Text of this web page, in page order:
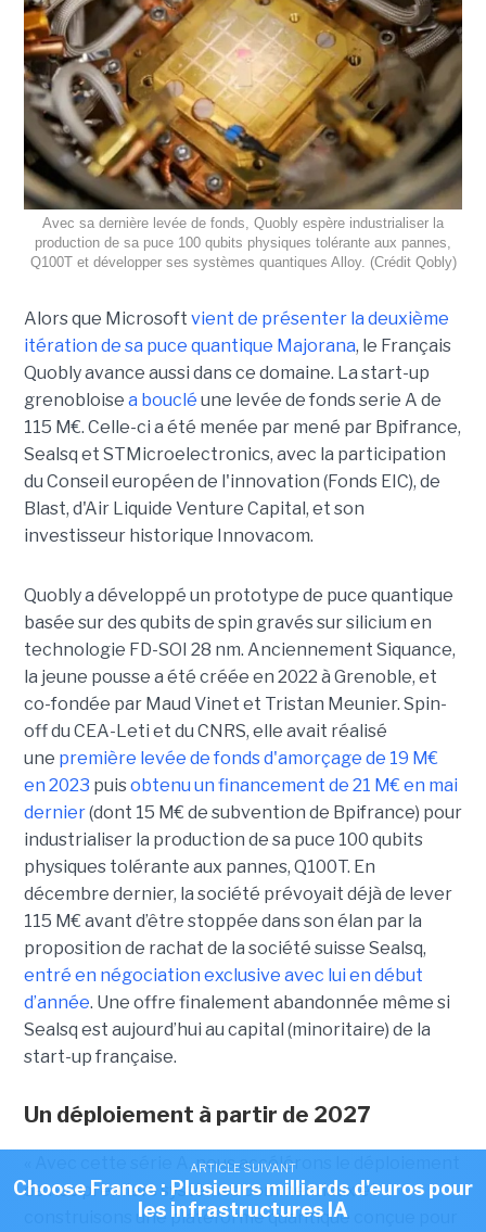
Avec sa dernière levée de fonds, Quobly espère industrialiser la
production de sa puce 100 qubits physiques tolérante aux pannes,
Q100T et développer ses systèmes quantiques Alloy. (Crédit Qobly)
Alors que Microsoft vient de présenter la deuxième
itération de sa puce quantique Majorana, le Français
Quobly avance aussi dans ce domaine. La start-up
grenobloise a bouclé une levée de fonds serie A de
115 M€. Celle-ci a été menée par mené par Bpifrance,
Sealsq et STMicroelectronics, avec la participation
du Conseil européen de l'innovation (Fonds EIC), de
Blast, d'Air Liquide Venture Capital, et son
investisseur historique Innovacom.
Quobly a développé un prototype de puce quantique
basée sur des qubits de spin gravés sur silicium en
technologie FD-SOI 28 nm. Anciennement Siquance,
la jeune pousse a été créée en 2022 à Grenoble, et
co-fondée par Maud Vinet et Tristan Meunier. Spin-
off du CEA-Leti et du CNRS, elle avait réalisé
une première levée de fonds d'amorçage de 19 M€
en 2023 puisobtenu un financement de 21 M€ en mai
dernier(dont 15 M€ de subvention de Bpifrance) pour
industrialiser la production de sa puce 100 qubits
physiques tolérante aux pannes, Q100T. En
décembre dernier, la société prévoyait déjà de lever
115 M€ avant d’être stoppée dans son élan par la
proposition de rachat de la société suisse Sealsq,
entré en négociation exclusive avec lui en début
d’année. Une offre finalement abandonnée même si
Sealsq est aujourd’hui au capital (minoritaire) de la
start-up française.
Un déploiement à partir de 2027
« Avec cette série A, nous accélérons le déploiement
de nos premiers systèmes commerciaux et
construisons une plateforme quantique conçue pour
ARTICLE SUIVANT
Choose France : Plusieurs milliards d'euros pour
les infrastructures IA